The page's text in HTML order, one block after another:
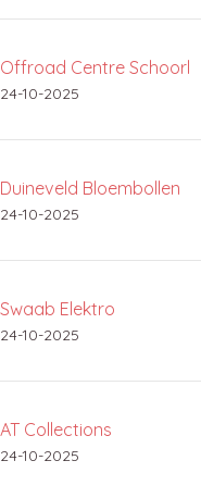
Offroad Centre Schoorl
24-10-2025
Duineveld Bloembollen
24-10-2025
Swaab Elektro
24-10-2025
AT Collections
24-10-2025